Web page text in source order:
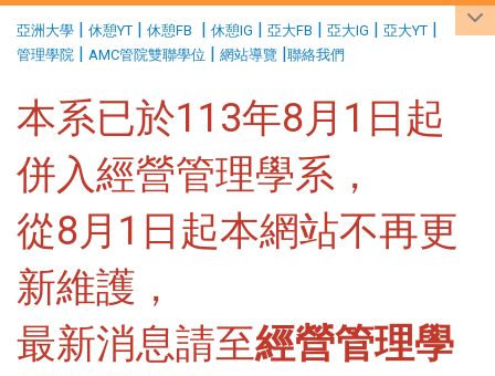
亞洲大學 | 休憩YT | 休憩FB | 休憩IG | 亞大FB | 亞大IG | 亞大YT |
管理學院 | AMC管院雙聯學位 | 網站導覽 |聯絡我們
本系已於113年8月1日起
併入經營管理學系，
從8月1日起本網站不再更
新維護，
最新消息請至經營管理學